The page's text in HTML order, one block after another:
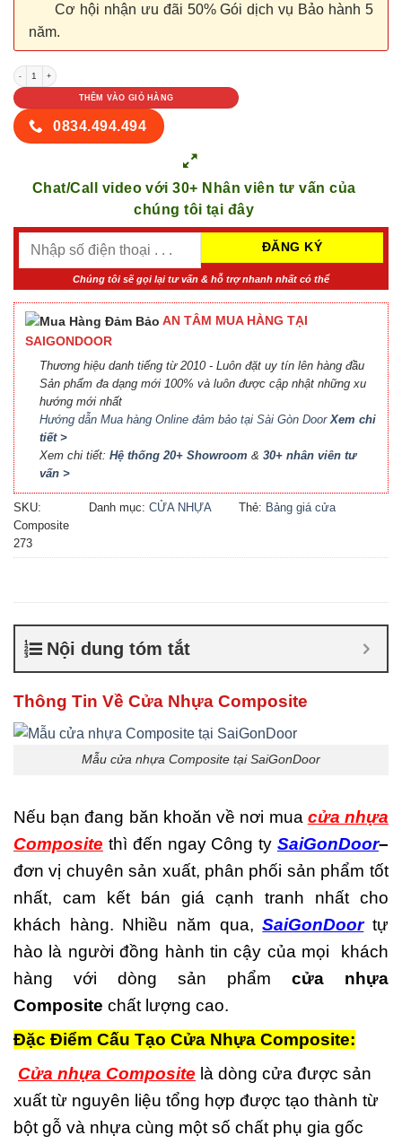
Cơ hội nhận ưu đãi 50% Gói dịch vụ Bảo hành 5
năm.
Cửa nhựa Composite 273 số lượng
THÊM VÀO GIỎ HÀNG
0834.494.494
Chat/Call video với 30+ Nhân viên tư vấn của
chúng tôi tại đây
Chúng tôi sẽ gọi lại tư vấn & hỗ trợ nhanh nhất có thể
AN TÂM MUA HÀNG TẠI
SAIGONDOOR
Thương hiệu danh tiếng từ 2010 - Luôn đặt uy tín lên hàng đầu
Sản phẩm đa dạng mới 100% và luôn được cập nhật những xu
hướng mới nhất
Hướng dẫn Mua hàng Online đảm bảo tại Sài Gòn DoorXem chi
tiết >
Xem chi tiết: Hệ thống 20+ Showroom & 30+ nhân viên tư
vấn >
SKU:
Composite
273
Danh mục: CỬA NHỰA
Thẻ: Bảng giá cửa
Composite giá bao nhiêu,
xuất cửa nhựa composite
Nội dung tóm tắt
Thông Tin Về Cửa Nhựa Composite
Mẫu cửa nhựa Composite tại SaiGonDoor
Nếu bạn đang băn khoăn về nơi mua cửa nhựa
Composite thì đến ngay Công ty SaiGonDoor–
đơn vị chuyên sản xuất, phân phối sản phẩm tốt
nhất, cam kết bán giá cạnh tranh nhất cho
khách hàng. Nhiều năm qua,SaiGonDoortự
hào là người đồng hành tin cậy của mọi khách
hàng với dòng sản phẩm cửa nhựa
Composite chất lượng cao.
Đặc Điểm Cấu Tạo Cửa Nhựa Composite:
Cửa nhựa Composite là dòng cửa được sản
xuất từ nguyên liệu tổng hợp được tạo thành từ
bột gỗ và nhựa cùng một số chất phụ gia gốc